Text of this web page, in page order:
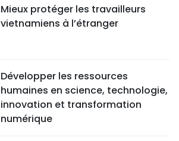
Mieux protéger les travailleurs
vietnamiens à l’étranger
Développer les ressources
humaines en science, technologie,
innovation et transformation
numérique